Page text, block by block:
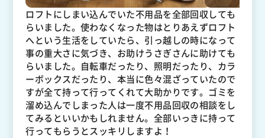
ロフトにしまい込んでいた不用品を全部回収しても
らいました。使わなくなった物はとりあえずロフト
へという生活をしていたら、引っ越しの時になって
事の重大さに気づき、お助けうさぎさんに助けても
らいました。自転車だったり、照明だったり、カラ
ーボックスだったり、本当に色々混ざっていたので
すが全て持って行ってくれて大助かりです。ゴミを
溜め込んでしまった人は一度不用品回収の相談をし
てみるといいかもしれません。全部いっきに持って
行ってもらうとスッキリしますよ！